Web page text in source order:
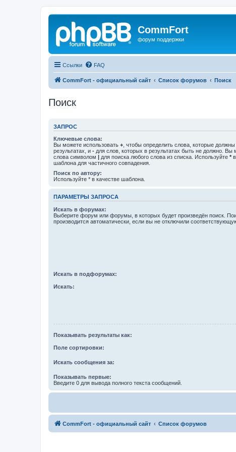
CommFort
форум поддержки
Ссылки FAQ
CommFort - официальный сайт Список форумов Поиск
Поиск
ЗАПРОС
Ключевые слова:
Вы можете использовать + , чтобы определить слова, которые
результатах, и - для слов, которых в результатах быть не должно. Вы
слова символом | для поиска любого слова из списка. Используйте *
шаблона для частичного совпадения.
Поиск по автору:
Используйте * в качестве шаблона.
ПАРАМЕТРЫ ЗАПРОСА
Искать в форумах:
Выберите форум или форумы, в которых будет произведён поиск.
производится автоматически, если вы не отключили
Искать в подфорумах:
Искать:
Показывать результаты как:
Поле сортировки:
Искать сообщения за:
Показывать первые:
Введите 0 для вывода полного текста сообщений.
CommFort - официальный сайт Список форумов